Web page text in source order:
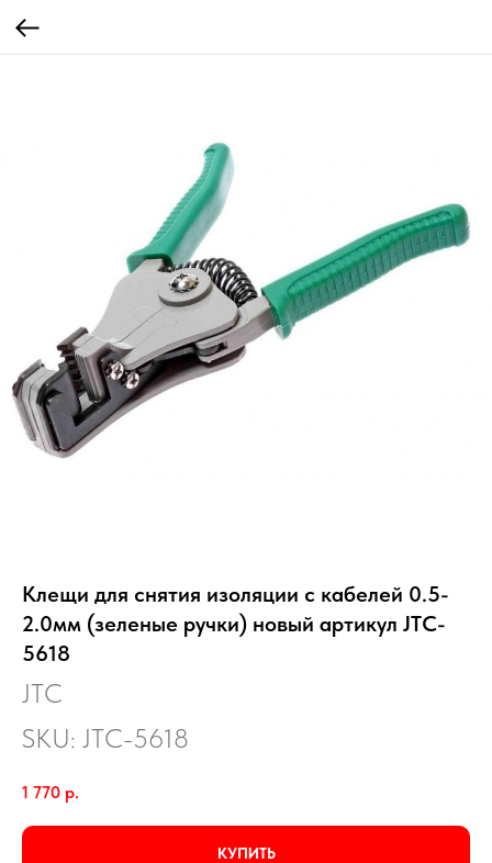
Клещи для снятия изоляции с кабелей 0.5-
2.0мм (зеленые ручки) новый артикул JTC-
5618
JTC
SKU: JTC-5618
1 770 р.
КУПИТЬ